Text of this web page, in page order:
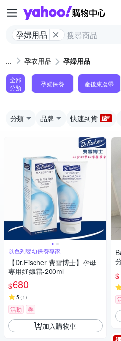
孕婦用品
孕衣用品 孕婦用品
全部
分類
孕婦保養 產後束腹帶
分類 品牌 快速到貨
以色列嬰幼保養專家
【Dr.Fischer 費雪博士】孕母
專用妊娠霜-200ml
$680
5 (1)
活動 券
加入購物車
$